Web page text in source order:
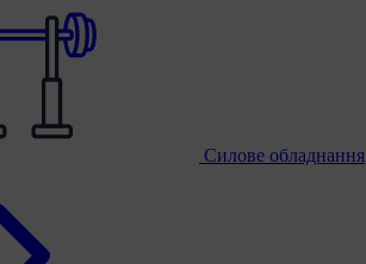
Силове обладнання